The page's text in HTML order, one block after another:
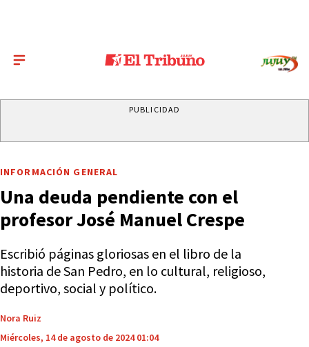
PUBLICIDAD
INFORMACIÓN GENERAL
Una deuda pendiente con el
profesor José Manuel Crespe
Escribió páginas gloriosas en el libro de la
historia de San Pedro, en lo cultural, religioso,
deportivo, social y político.
Nora Ruiz
Miércoles, 14 de agosto de 2024 01:04